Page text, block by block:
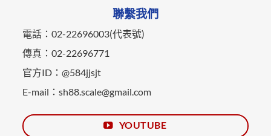
聯繫我們
電話：02-22696003(代表號)
傳真：02-22696771
官方ID：@584jjsjt
E-mail：sh88.scale@gmail.com
YOUTUBE